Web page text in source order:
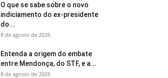
O que se sabe sobre o novo
indiciamento do ex-presidente
do...
8 de agosto de 2026
Entenda a origem do embate
entre Mendonça, do STF, e a...
8 de agosto de 2026